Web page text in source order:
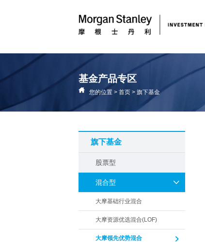
基金产品专区
您的位置 > 首页 > 旗下基金
旗下基金
股票型
混合型
大摩基础行业混合
大摩资源优选混合(LOF)
大摩领先优势混合